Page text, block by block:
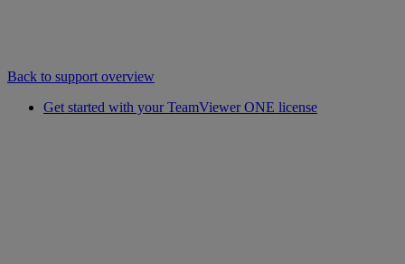
Back to support overview
Get started with your TeamViewer ONE license